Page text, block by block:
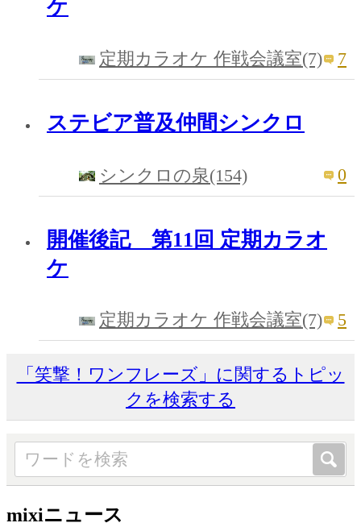
ケ
定期カラオケ 作戦会議室(7) 7
ステビア普及仲間シンクロ
シンクロの泉(154) 0
開催後記 第11回 定期カラオ
ケ
定期カラオケ 作戦会議室(7) 5
「笑撃！ワンフレーズ」に関するトピッ
クを検索する
mixiニュース